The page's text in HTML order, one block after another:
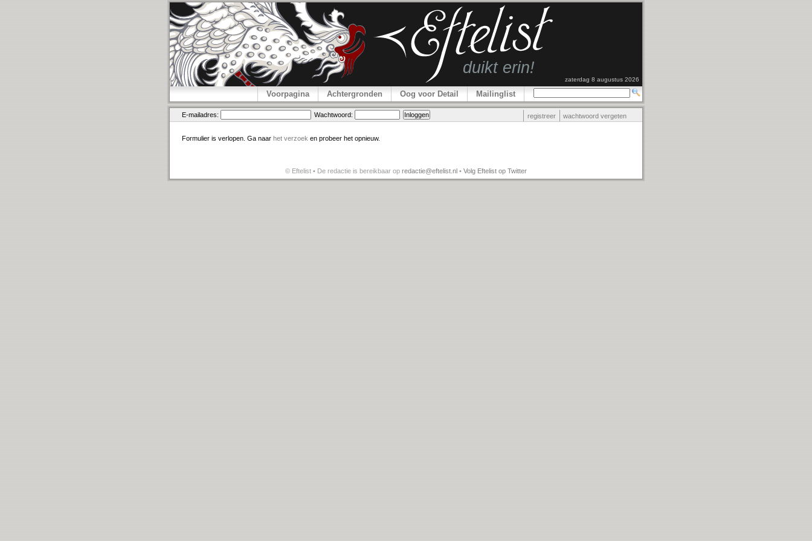
zaterdag 8 augustus 2026
Voorpagina Achtergronden Oog voor Detail Mailinglist
E-mailadres: Wachtwoord: registreer wachtwoord vergeten
Formulier is verlopen. Ga naar het verzoek en probeer het opnieuw.
© Eftelist • De redactie is bereikbaar op redactie@eftelist.nl • Volg Eftelist op Twitter